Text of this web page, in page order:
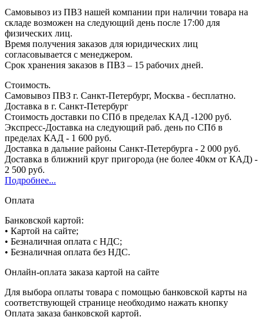
Самовывоз из ПВЗ нашей компании при наличии товара на
складе возможен на следующий день после 17:00 для
физических лиц.
Время получения заказов для юридических лиц
согласовывается с менеджером.
Срок хранения заказов в ПВЗ – 15 рабочих дней.
Стоимость.
Самовывоз ПВЗ г. Санкт-Петербург, Москва - бесплатно.
Доставка в г. Санкт-Петербург
Стоимость доставки по СПб в пределах КАД -1200 руб.
Экспресс-Доставка на следующий раб. день по СПб в
пределах КАД - 1 600 руб.
Доставка в дальние районы Санкт-Петербурга - 2 000 руб.
Доставка в ближний круг пригорода (не более 40км от КАД) -
2 500 руб.
Подробнее...
Оплата
Банковской картой:
• Картой на сайте;
• Безналичная оплата с НДС;
• Безналичная оплата без НДС.
Онлайн-оплата заказа картой на сайте
Для выбора оплаты товара с помощью банковской карты на
соответствующей странице необходимо нажать кнопку
Оплата заказа банковской картой.